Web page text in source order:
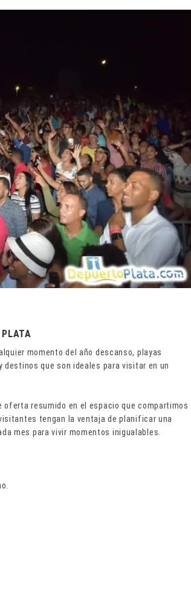
PLATA
momento del año descanso, playas
destinos que son ideales para visitar en un
resumido en el espacio que compartimos
tengan la ventaja de planificar una
mes para vivir momentos inigualables.